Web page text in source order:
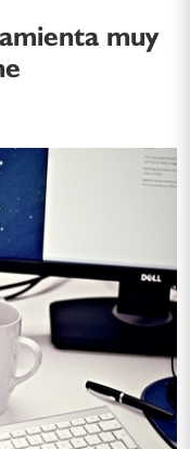
muy